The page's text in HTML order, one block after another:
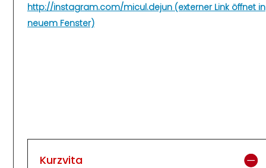
http://instagram.com/micul.dejun (externer Link öffnet in
neuem Fenster)
Kurzvita